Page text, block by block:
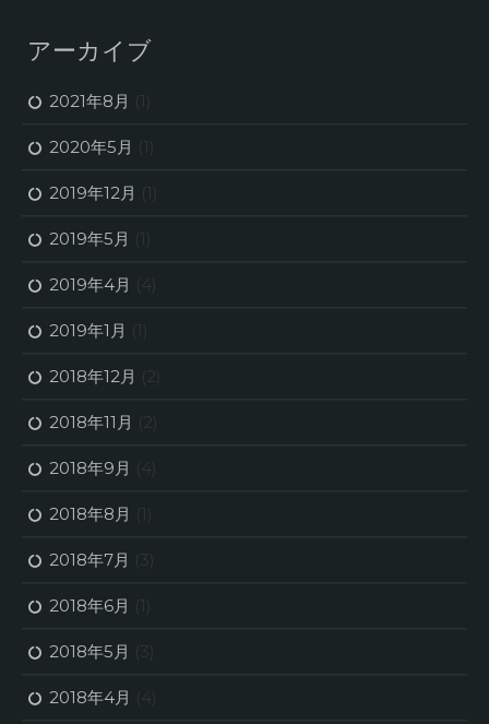
アーカイブ
2021年8月 (1)
2020年5月 (1)
2019年12月 (1)
2019年5月 (1)
2019年4月 (4)
2019年1月 (1)
2018年12月 (2)
2018年11月 (2)
2018年9月 (4)
2018年8月 (1)
2018年7月 (3)
2018年6月 (1)
2018年5月 (3)
2018年4月 (4)